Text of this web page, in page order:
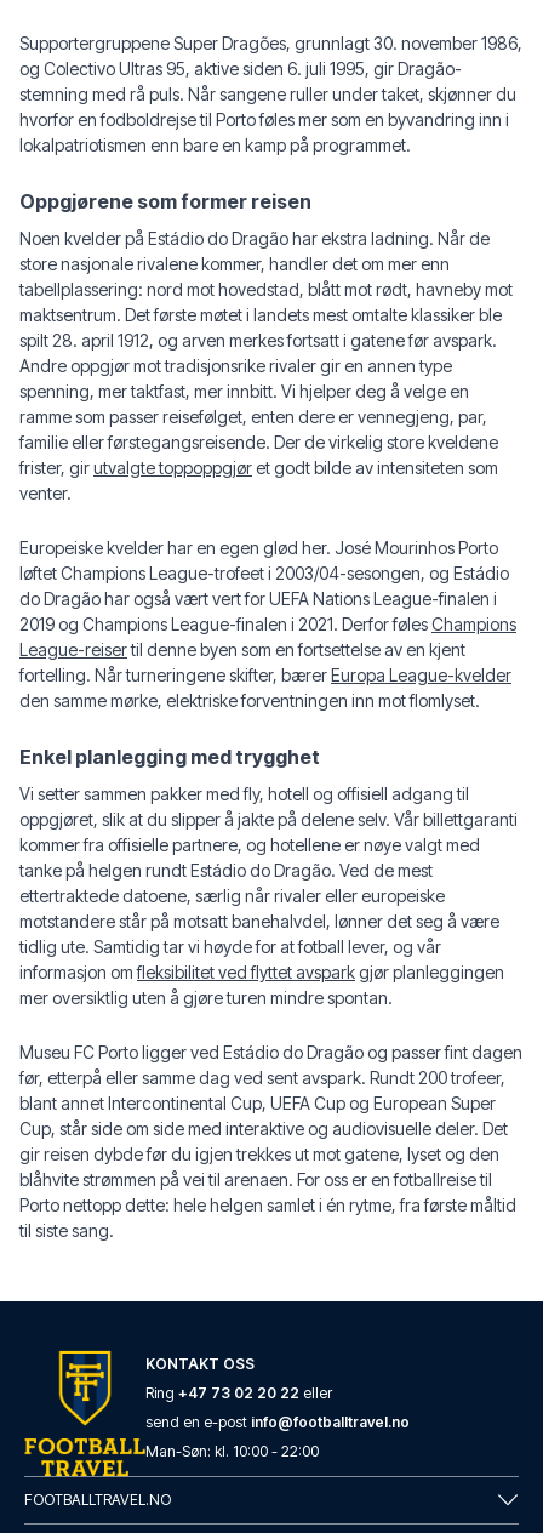
Supportergruppene Super Dragões, grunnlagt 30. november 1986,
og Colectivo Ultras 95, aktive siden 6. juli 1995, gir Dragão-
stemning med rå puls. Når sangene ruller under taket, skjønner du
hvorfor en fodboldrejse til Porto føles mer som en byvandring inn i
lokalpatriotismen enn bare en kamp på programmet.
Oppgjørene som former reisen
Noen kvelder på Estádio do Dragão har ekstra ladning. Når de
store nasjonale rivalene kommer, handler det om mer enn
tabellplassering: nord mot hovedstad, blått mot rødt, havneby mot
maktsentrum. Det første møtet i landets mest omtalte klassiker ble
spilt 28. april 1912, og arven merkes fortsatt i gatene før avspark.
Andre oppgjør mot tradisjonsrike rivaler gir en annen type
spenning, mer taktfast, mer innbitt. Vi hjelper deg å velge en
ramme som passer reisefølget, enten dere er vennegjeng, par,
familie eller førstegangsreisende. Der de virkelig store kveldene
frister, girutvalgte toppoppgjøret godt bilde av intensiteten som
venter.
Europeiske kvelder har en egen glød her. José Mourinhos Porto
løftet Champions League-trofeet i 2003/04-sesongen, og Estádio
do Dragão har også vært vert for UEFA Nations League-finalen i
2019 og Champions League-finalen i 2021. Derfor følesChampions
League-reisertil denne byen som en fortsettelse av en kjent
fortelling. Når turneringene skifter, bærerEuropa League-kvelder
den samme mørke, elektriske forventningen inn mot flomlyset.
Enkel planlegging med trygghet
Vi setter sammen pakker med fly, hotell og offisiell adgang til
oppgjøret, slik at du slipper å jakte på delene selv. Vår billettgaranti
kommer fra offisielle partnere, og hotellene er nøye valgt med
tanke på helgen rundt Estádio do Dragão. Ved de mest
ettertraktede datoene, særlig når rivaler eller europeiske
motstandere står på motsatt banehalvdel, lønner det seg å være
tidlig ute. Samtidig tar vi høyde for at fotball lever, og vår
informasjon omfleksibilitet ved flyttet avsparkgjør planleggingen
mer oversiktlig uten å gjøre turen mindre spontan.
Museu FC Porto ligger ved Estádio do Dragão og passer fint dagen
før, etterpå eller samme dag ved sent avspark. Rundt 200 trofeer,
blant annet Intercontinental Cup, UEFA Cup og European Super
Cup, står side om side med interaktive og audiovisuelle deler. Det
gir reisen dybde før du igjen trekkes ut mot gatene, lyset og den
blåhvite strømmen på vei til arenaen. For oss er en fotballreise til
Porto nettopp dette: hele helgen samlet i én rytme, fra første måltid
til siste sang.
KONTAKT OSS
Ring +47 73 02 20 22 eller
send en e-post info@footballtravel.no
Man-Søn: kl. 10:00 - 22:00
FOOTBALLTRAVEL.NO